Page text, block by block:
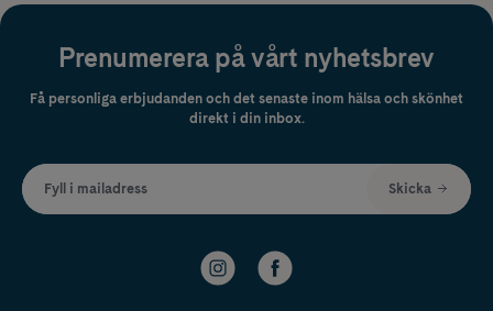
Prenumerera på vårt nyhetsbrev
Få personliga erbjudanden och det senaste inom hälsa och skönhet
direkt i din inbox.
Fyll i mailadress Skicka